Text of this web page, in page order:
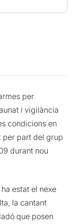
per
i vigilància
condicions en
per part del grup
durant nou
estat el nexe
la cantant
que posen